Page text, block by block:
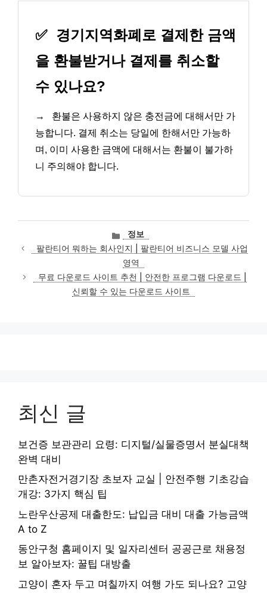
✅ 경기지역화폐로 결제한 금액
을 환불받거나 결제를 취소할
수 있나요?
→
환불은 사용하지 않은 충전금에 대해서만 가
능합니다. 결제 취소는 당일에 한해서만 가능하
며, 이미 사용한 금액에 대해서는 환불이 불가하
니 주의해야 합니다.
카
테
고
리
정보
팔란티어 뭐하는 회사인지 | 팔란티어 비즈니스 모델 사업
영역
무료 다운로드 사이트 추천 | 안전한 프로그램 다운로드 |
신뢰할 수 있는 다운로드 사이트
최신 글
보건증 보관관리 요령: 디지털/실물증명서 분실대책
완벽 대비
만촌자전거경기장 초보자 교실 | 안전주행 기초강습
개강: 3가지 핵심 팁
노란우산공제 대출한도: 납입금 대비 대출 가능금액
A to Z
동안구청 홈페이지 및 일자리센터 공공근로 채용정
보 알아보자: 꿀팁 대방출
고양이 혼자 두고 며칠까지 여행 가도 되나요? 고양